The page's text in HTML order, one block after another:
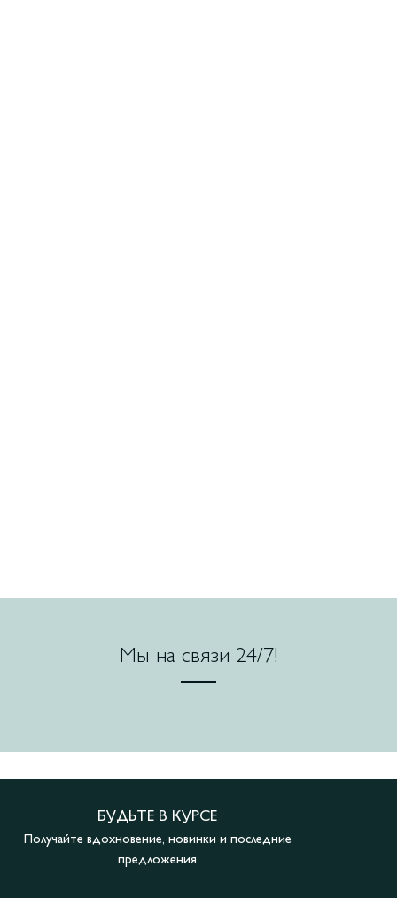
Мы на связи 24/7!
БУДЬТЕ В КУРСЕ
Получайте вдохновение, новинки и последние
предложения